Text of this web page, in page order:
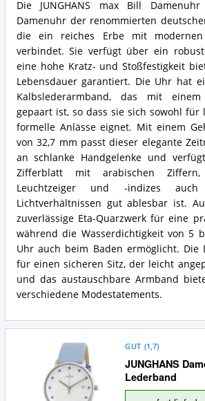
Die JUNGHANS max Bill
Damenuhr der renommierten
die ein reiches Erbe mit modernen
verbindet. Sie verfügt über ein
eine hohe Kratz- und Stoßfestigkeit
Lebensdauer garantiert. Die Uhr hat
Kalbslederarmband, das mit einem
gepaart ist, so dass sie sich sowohl für
formelle Anlässe eignet. Mit einem
von 32,7 mm passt dieser elegante
an schlanke Handgelenke und
Zifferblatt mit arabischen
Leuchtzeiger und -indizes
Lichtverhältnissen gut ablesbar ist.
zuverlässige Eta-Quarzwerk für eine
während die Wasserdichtigkeit von 5
Uhr auch beim Baden ermöglicht. Die
für einen sicheren Sitz, der leicht
und das austauschbare Armband
verschiedene Modestatements.
JUNGHANS
Lederband
GUT (1,7)